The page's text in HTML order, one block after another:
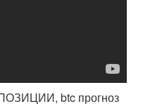
btc прогноз